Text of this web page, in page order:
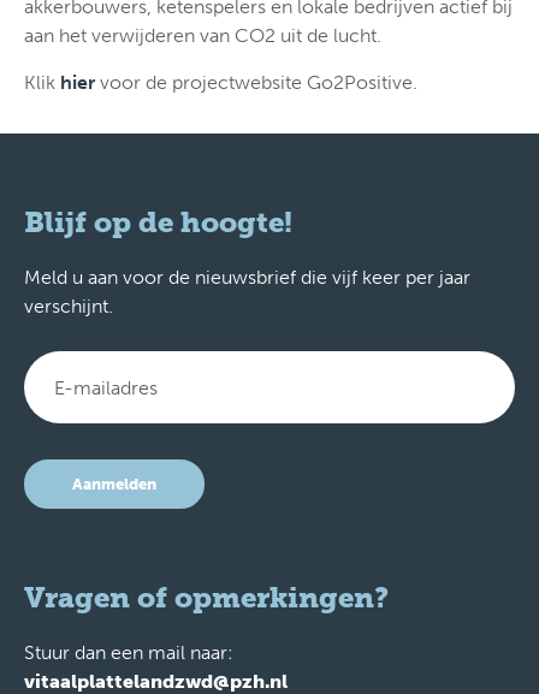
akkerbouwers, ketenspelers en lokale bedrijven actief bij
aan het verwijderen van CO2 uit de lucht.
Klik hier voor de projectwebsite Go2Positive.
Blijf op de hoogte!
Meld u aan voor de nieuwsbrief die vijf keer per jaar
verschijnt.
Aanmelden
Vragen of opmerkingen?
Stuur dan een mail naar:
vitaalplattelandzwd@pzh.nl